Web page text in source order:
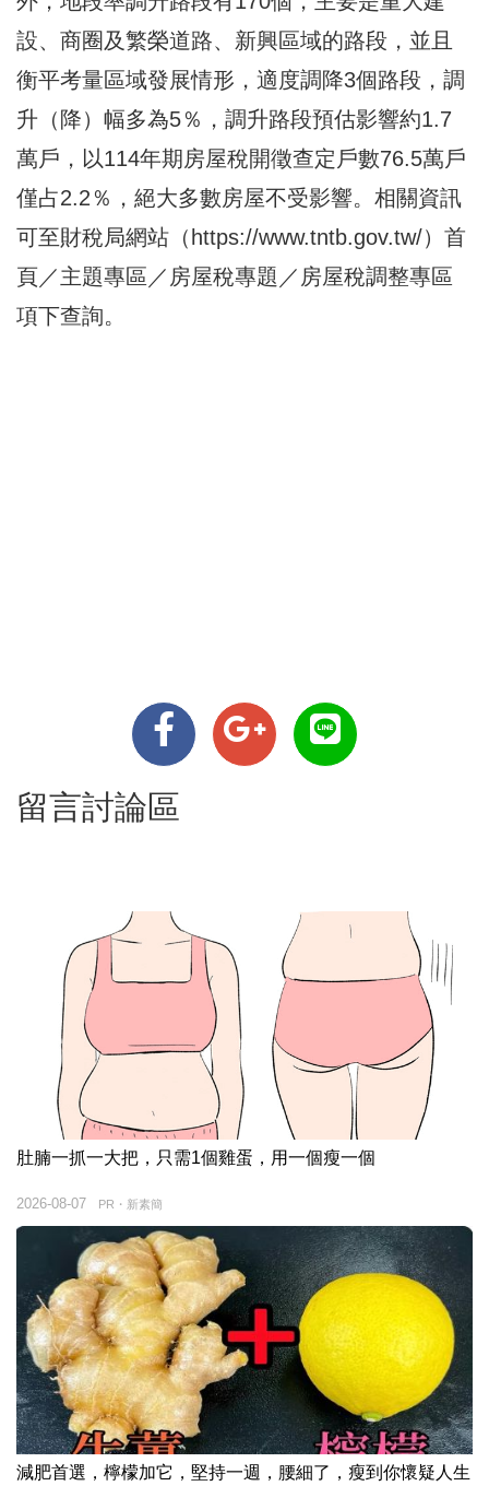
設、商圈及繁榮道路、新興區域的路段，並且
衡平考量區域發展情形，適度調降3個路段，調
升（降）幅多為5％，調升路段預估影響約1.7
萬戶，以114年期房屋稅開徵查定戶數76.5萬戶
僅占2.2％，絕大多數房屋不受影響。相關資訊
可至財稅局網站（https://www.tntb.gov.tw/）首
頁／主題專區／房屋稅專題／房屋稅調整專區
項下查詢。
留言討論區
肚腩一抓一大把，只需1個雞蛋，用一個瘦一個
PR・新素簡
2026-08-07
減肥首選，檸檬加它，堅持一週，腰細了，瘦到你懷疑人生